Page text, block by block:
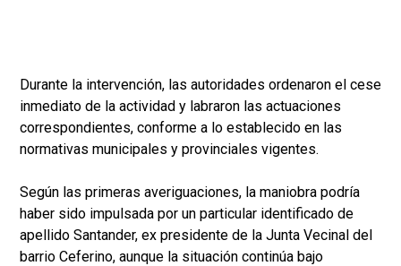
Durante la intervención, las autoridades ordenaron el cese
inmediato de la actividad y labraron las actuaciones
correspondientes, conforme a lo establecido en las
normativas municipales y provinciales vigentes.
Según las primeras averiguaciones, la maniobra podría
haber sido impulsada por un particular identificado de
apellido Santander, ex presidente de la Junta Vecinal del
barrio Ceferino, aunque la situación continúa bajo